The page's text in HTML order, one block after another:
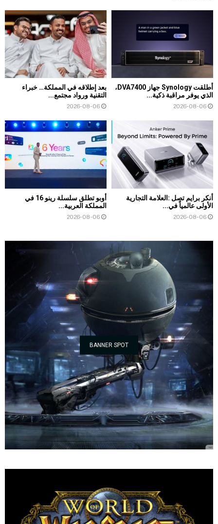
أطلقت Synology جهاز DVA7400،
الذي يوفر مراقبة ذكية...
2026-08-06
بعد إطلاقه في المملكة… خبراء
التقنية ورواد مجتمع...
2026-08-06
أنكر برايم تصل :العلامة التجارية
الأولى عالمياً في...
2026-08-06
أوبو تطلق سلسلة رينو 16 في
المملكة العربية...
2026-08-06
BANNER SPOT